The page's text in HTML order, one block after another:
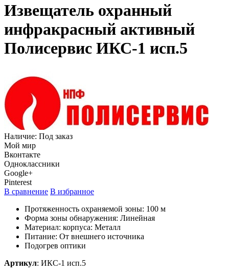
Извещатель охранный
инфракрасный активный
Полисервис ИКС-1 исп.5
Наличие: Под заказ
Мой мир
Вконтакте
Одноклассники
Google+
Pinterest
В сравнение В избранное
Протяженность охраняемой зоны: 100 м
Форма зоны обнаружения: Линейная
Материал: корпуса: Металл
Питание: От внешнего источника
Подогрев оптики
Артикул: ИКС-1 исп.5